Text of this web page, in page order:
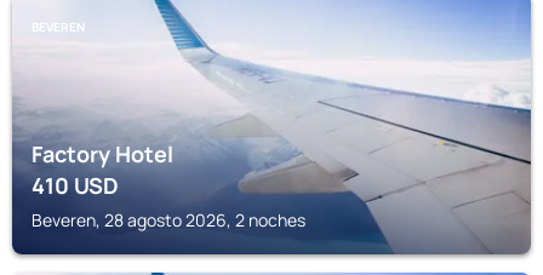
BEVEREN
Factory Hotel
410USD
Beveren, 28 agosto 2026, 2 noches